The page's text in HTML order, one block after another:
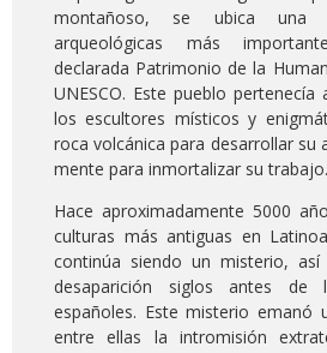
montañoso, se ubica una
arqueológicas más
declarada Patrimonio de la
UNESCO. Este pueblo pertenecía
los escultores místicos y
roca volcánica para desarrollar su
mente para inmortalizar su
Hace aproximadamente 5000
culturas más antiguas en
continúa siendo un misterio,
desaparición siglos antes
españoles. Este misterio emanó
entre ellas la intromisión